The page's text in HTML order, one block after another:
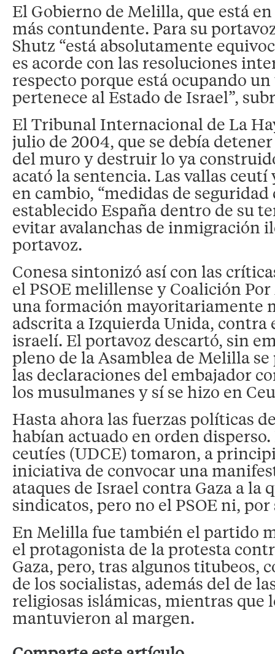
El Gobierno de Melilla, que está
más contundente. Para su
Shutz “está absolutamente
es acorde con las resoluciones
respecto porque está ocupando
pertenece al Estado de Israel”,
El Tribunal Internacional de La
julio de 2004, que se debía
del muro y destruir lo ya
acató la sentencia. Las vallas
en cambio, “medidas de seguridad
establecido España dentro de su
evitar avalanchas de inmigración
portavoz.
Conesa sintonizó así con las
el PSOE melillense y Coalición
una formación mayoritariamente
adscrita a Izquierda Unida, contra
israelí. El portavoz descartó, sin
pleno de la Asamblea de Melilla
las declaraciones del embajador
los musulmanes y sí se hizo en
Hasta ahora las fuerzas políticas
habían actuado en orden
ceutíes (UDCE) tomaron, a
iniciativa de convocar una
ataques de Israel contra Gaza a la
sindicatos, pero no el PSOE ni, por
En Melilla fue también el partido
el protagonista de la protesta
Gaza, pero, tras algunos titubeos,
de los socialistas, además del de
religiosas islámicas, mientras que
mantuvieron al margen.